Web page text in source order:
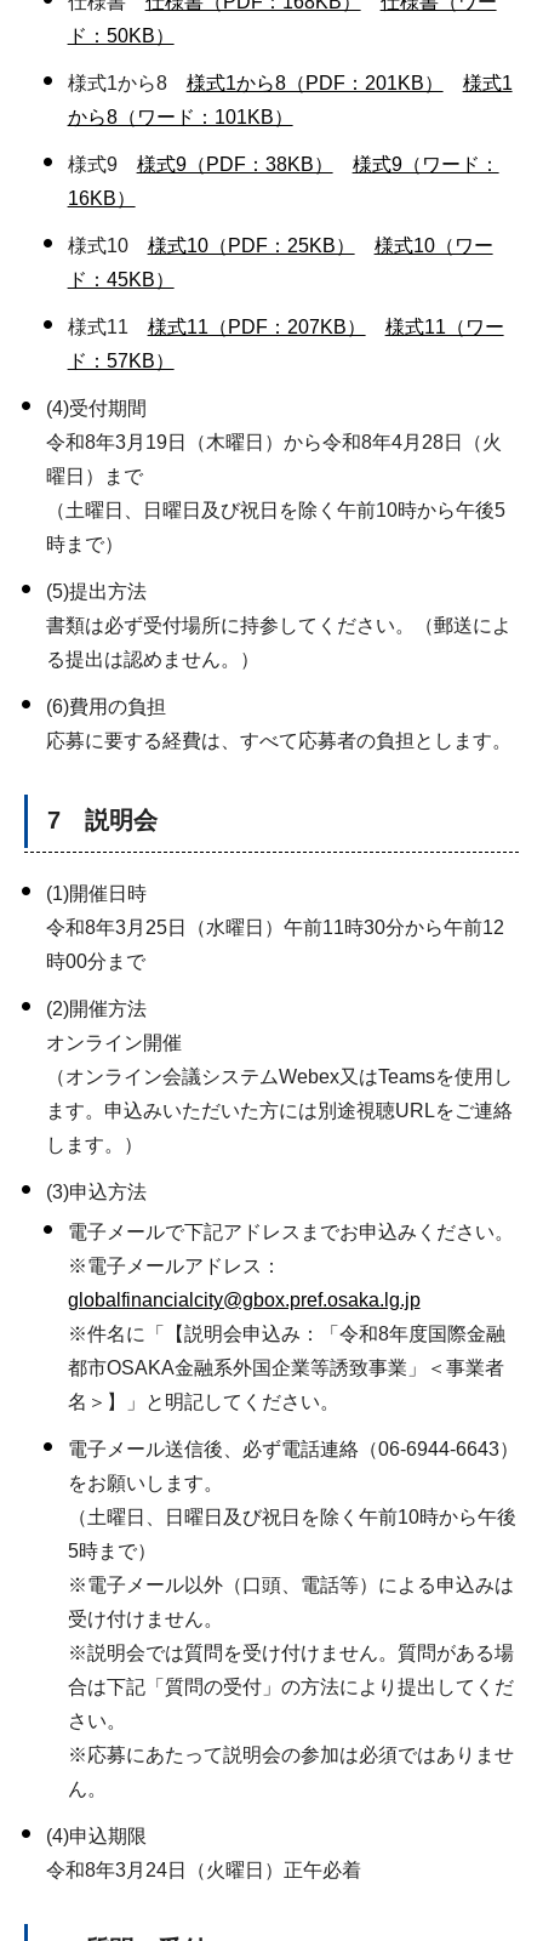
ド：50KB）
様式1から8 様式1から8（PDF：201KB）
様式1
から8（ワード：101KB）
様式9 様式9（PDF：38KB）
様式9（ワード：
16KB）
様式10 様式10（PDF：25KB）
様式10（ワー
ド：45KB）
様式11 様式11（PDF：207KB）
様式11（ワー
ド：57KB）
(4)受付期間
令和8年3月19日（木曜日）から令和8年4月28日（火
曜日）まで
（土曜日、日曜日及び祝日を除く午前10時から午後5
時まで）
(5)提出方法
書類は必ず受付場所に持参してください。（郵送によ
る提出は認めません。）
(6)費用の負担
応募に要する経費は、すべて応募者の負担とします。
7 説明会
(1)開催日時
令和8年3月25日（水曜日）午前11時30分から午前12
時00分まで
(2)開催方法
オンライン開催
（オンライン会議システムWebex又はTeamsを使用し
ます。申込みいただいた方には別途視聴URLをご連絡
します。）
(3)申込方法
電子メールで下記アドレスまでお申込みください。
※電子メールアドレス：
globalfinancialcity@gbox.pref.osaka.lg.jp
※件名に「【説明会申込み：「令和8年度国際金融
都市OSAKA金融系外国企業等誘致事業」＜事業者
名＞】」と明記してください。
電子メール送信後、必ず電話連絡（06-6944-6643）
をお願いします。
（土曜日、日曜日及び祝日を除く午前10時から午後
5時まで）
※電子メール以外（口頭、電話等）による申込みは
受け付けません。
※説明会では質問を受け付けません。質問がある場
合は下記「質問の受付」の方法により提出してくだ
さい。
※応募にあたって説明会の参加は必須ではありませ
ん。
(4)申込期限
令和8年3月24日（火曜日）正午必着